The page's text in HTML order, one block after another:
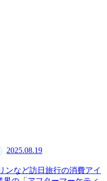
2025.08.19
ンなど訪日旅行の消費アイ